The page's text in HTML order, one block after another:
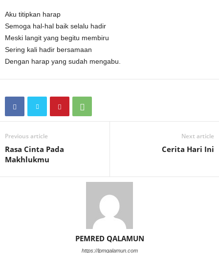
Aku titipkan harap
Semoga hal-hal baik selalu hadir
Meski langit yang begitu membiru
Sering kali hadir bersamaan
Dengan harap yang sudah mengabu.
Previous article
Rasa Cinta Pada
Makhlukmu
Next article
Cerita Hari Ini
PEMRED QALAMUN
https://lpmqalamun.com